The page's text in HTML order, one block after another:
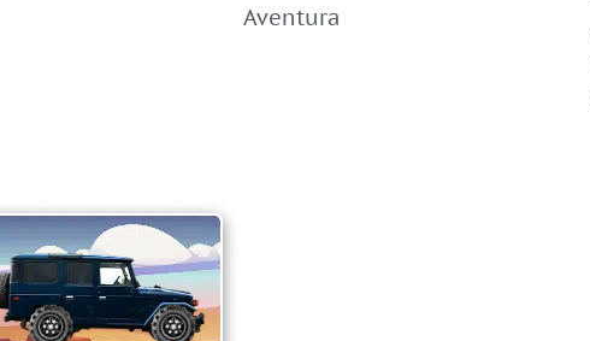
Aventura